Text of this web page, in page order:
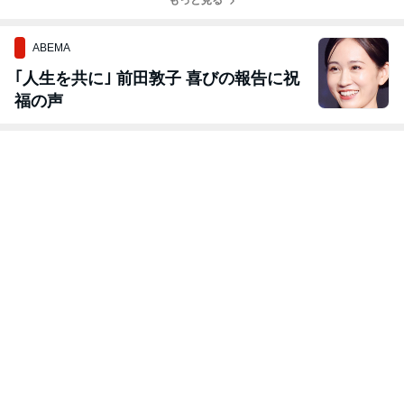
ABEMA
｢人生を共に｣ 前田敦子 喜びの報告に祝
福の声